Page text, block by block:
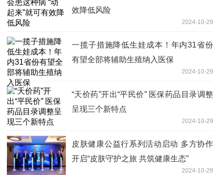
效降低风险
2024-10-29
一揽子措施降低生娃成本！年内31省份
有望全部将辅助生殖纳入医保
2024-10-29
“天价药”开出“平民价” 医保药品目录调整
呈现三个新特点
2024-10-29
皮肤健康公益行系列活动启动 多方协作
开启“皮肤守护之旅 共筑健康生态”
2024-10-29